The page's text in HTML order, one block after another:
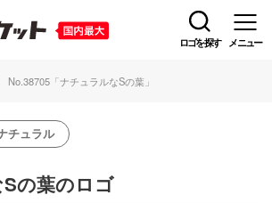
ロゴを探す メニュー
No.38705「ナチュラルなSの葉」
チュラル
の葉のロゴ